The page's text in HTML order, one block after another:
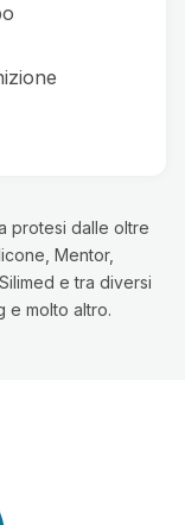
protesi dalle oltre
Mentor,
e tra diversi
e molto altro.